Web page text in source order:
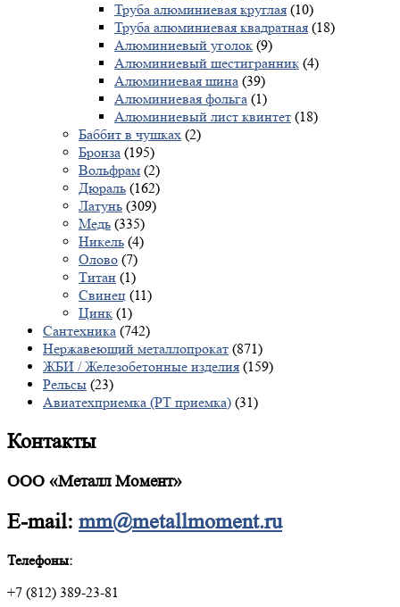
Труба алюминиевая круглая (10)
Труба алюминиевая квадратная (18)
Алюминиевый уголок (9)
Алюминиевый шестигранник (4)
Алюминиевая шина (39)
Алюминиевая фольга (1)
Алюминиевый лист квинтет (18)
Баббит в чушках (2)
Бронза (195)
Вольфрам (2)
Дюраль (162)
Латунь (309)
Медь (335)
Никель (4)
Олово (7)
Титан (1)
Свинец (11)
Цинк (1)
Сантехника (742)
Нержавеющий металлопрокат (871)
ЖБИ / Железобетонные изделия (159)
Рельсы (23)
Авиатехприемка (РТ приемка) (31)
Контакты
ООО «Металл Момент»
E-mail: mm@metallmoment.ru
Телефоны:
+7 (812) 389-23-81